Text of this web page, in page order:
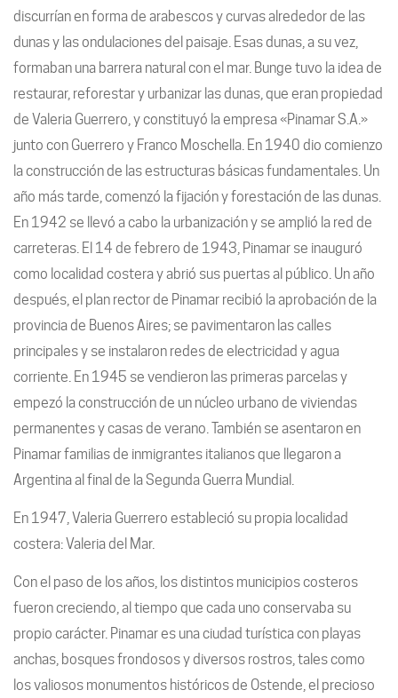
discurrían en forma de arabescos y curvas alrededor de las
dunas y las ondulaciones del paisaje. Esas dunas, a su vez,
formaban una barrera natural con el mar. Bunge tuvo la idea de
restaurar, reforestar y urbanizar las dunas, que eran propiedad
de Valeria Guerrero, y constituyó la empresa «Pinamar S.A.»
junto con Guerrero y Franco Moschella. En 1940 dio comienzo
la construcción de las estructuras básicas fundamentales. Un
año más tarde, comenzó la fijación y forestación de las dunas.
En 1942 se llevó a cabo la urbanización y se amplió la red de
carreteras. El 14 de febrero de 1943, Pinamar se inauguró
como localidad costera y abrió sus puertas al público. Un año
después, el plan rector de Pinamar recibió la aprobación de la
provincia de Buenos Aires; se pavimentaron las calles
principales y se instalaron redes de electricidad y agua
corriente. En 1945 se vendieron las primeras parcelas y
empezó la construcción de un núcleo urbano de viviendas
permanentes y casas de verano. También se asentaron en
Pinamar familias de inmigrantes italianos que llegaron a
Argentina al final de la Segunda Guerra Mundial.
En 1947, Valeria Guerrero estableció su propia localidad
costera: Valeria del Mar.
Con el paso de los años, los distintos municipios costeros
fueron creciendo, al tiempo que cada uno conservaba su
propio carácter. Pinamar es una ciudad turística con playas
anchas, bosques frondosos y diversos rostros, tales como
los valiosos monumentos históricos de Ostende, el precioso